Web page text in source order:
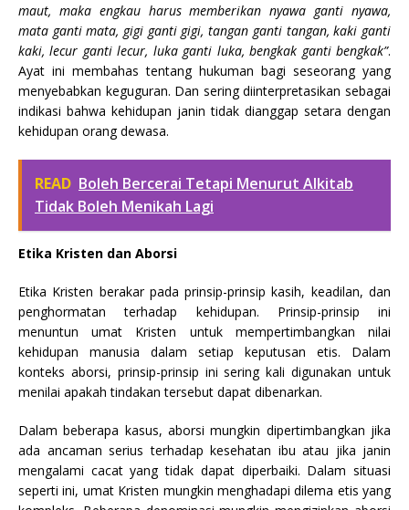
maut, maka engkau harus memberikan nyawa ganti nyawa,
mata ganti mata, gigi ganti gigi, tangan ganti tangan, kaki ganti
kaki, lecur ganti lecur, luka ganti luka, bengkak ganti bengkak”.
Ayat ini membahas tentang hukuman bagi seseorang yang
menyebabkan keguguran. Dan sering diinterpretasikan sebagai
indikasi bahwa kehidupan janin tidak dianggap setara dengan
kehidupan orang dewasa.
READ Boleh Bercerai Tetapi Menurut Alkitab
Tidak Boleh Menikah Lagi
Etika Kristen dan Aborsi
Etika Kristen berakar pada prinsip-prinsip kasih, keadilan, dan
penghormatan terhadap kehidupan. Prinsip-prinsip ini
menuntun umat Kristen untuk mempertimbangkan nilai
kehidupan manusia dalam setiap keputusan etis. Dalam
konteks aborsi, prinsip-prinsip ini sering kali digunakan untuk
menilai apakah tindakan tersebut dapat dibenarkan.
Dalam beberapa kasus, aborsi mungkin dipertimbangkan jika
ada ancaman serius terhadap kesehatan ibu atau jika janin
mengalami cacat yang tidak dapat diperbaiki. Dalam situasi
seperti ini, umat Kristen mungkin menghadapi dilema etis yang